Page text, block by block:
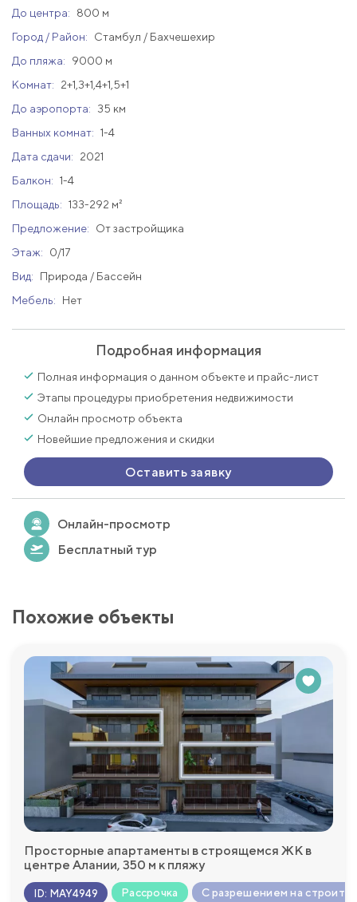
До центра:
800 м
Город / Район:
Стамбул / Бахчешехир
До пляжа:
9000 м
Комнат:
2+1,3+1,4+1,5+1
До аэропорта:
35 км
Ванных комнат: 1-4
Дата сдачи:
2021
Балкон: 1-4
Площадь: 133-292 м²
Предложение:
От застройщика
Этаж:
0/17
Вид:
Природа / Бассейн
Мебель:
Нет
Подробная информация
Полная информация о данном объекте и прайс-лист
Этапы процедуры приобретения недвижимости
Онлайн просмотр объекта
Новейшие предложения и скидки
Оставить заявку
Онлайн-просмотр
Бесплатный тур
Похожие объекты
Просторные апартаменты в строящемся ЖК в
центре Алании, 350 м к пляжу
ID: MAY4949 Рассрочка С разрешением на